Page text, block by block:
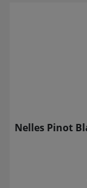
Nelles Pinot